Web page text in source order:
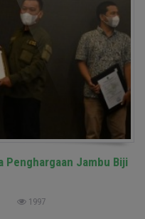
Penghargaan Jambu Biji
1997